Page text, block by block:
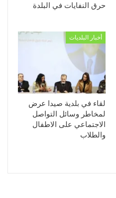
حرق النفايات في البلدة
أخبار البلديات
لقاء في بلدية صيدا عرض
لمخاطر وسائل التواصل
الاجتماعي على الاطفال
والطلاب